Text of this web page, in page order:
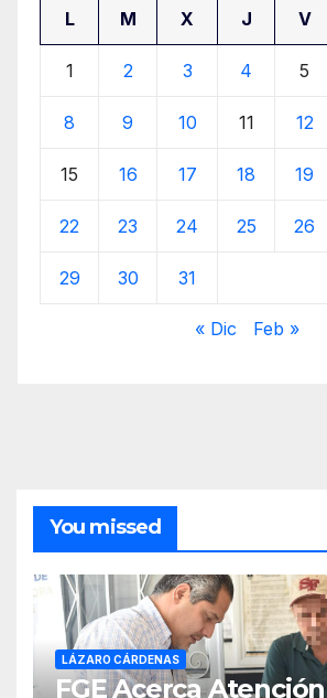
L M X J V
1 2 3 4 5
8 9 10 11 12
15 16 17 18 19
22 23 24 25 26
29 30 31
« Dic Feb »
You missed
LÁZARO CÁRDENAS
FGE Acerca Atención